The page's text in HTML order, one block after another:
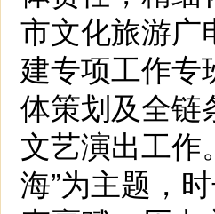
市文化旅游广
建专项工作专
体策划及全链
文艺演出工作
海”为主题，